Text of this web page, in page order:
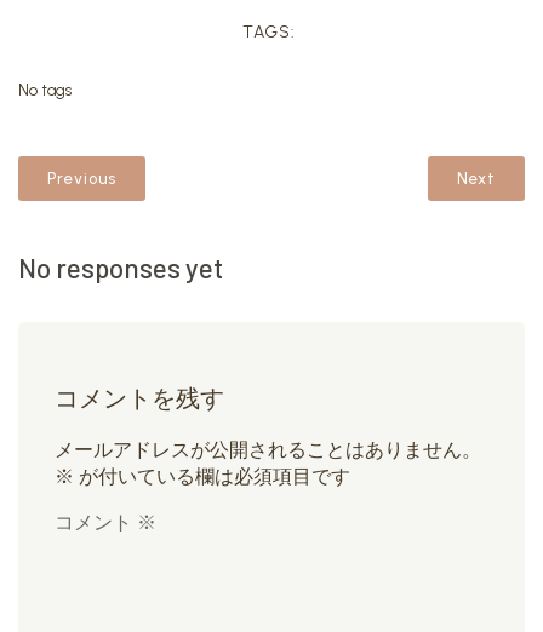
TAGS:
No tags
Previous Next
No responses yet
コメントを残す
メールアドレスが公開されることはありません。
※ が付いている欄は必須項目です
コメント ※